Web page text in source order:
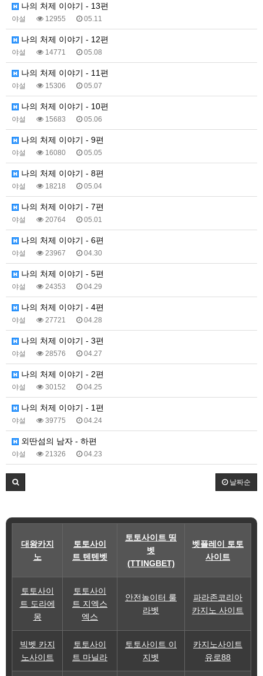
나의 처제 이야기 - 13편
야설 12955 05.11
나의 처제 이야기 - 12편
야설 14771 05.08
나의 처제 이야기 - 11편
야설 15306 05.07
나의 처제 이야기 - 10편
야설 15683 05.06
나의 처제 이야기 - 9편
야설 16080 05.05
나의 처제 이야기 - 8편
야설 18218 05.04
나의 처제 이야기 - 7편
야설 20764 05.01
나의 처제 이야기 - 6편
야설 23967 04.30
나의 처제 이야기 - 5편
야설 24353 04.29
나의 처제 이야기 - 4편
야설 27721 04.28
나의 처제 이야기 - 3편
야설 28576 04.27
나의 처제 이야기 - 2편
야설 30152 04.25
나의 처제 이야기 - 1편
야설 39775 04.24
외딴섬의 남자 - 하편
야설 21326 04.23
날짜순
대왕카지
노
토토사이
트 텐텐벳
토토사이트 띵
벳
(TTINGBET)
벳플레이 토토
사이트
토토사이
트 도라에
몽
토토사이
트 지엑스
엑스
안전놀이터 룰
라벳
파라존코리아
카지노 사이트
빅벳 카지
노사이트
토토사이
트 마닐라
토토사이트 이
지벳
카지노사이트
유로88